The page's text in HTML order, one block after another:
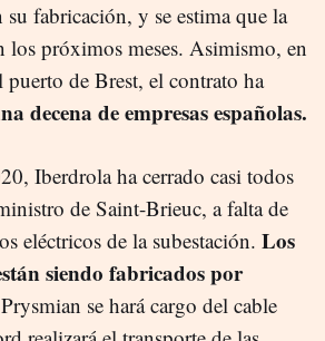
fabricación, y se estima que la
los próximos meses. Asimismo, en
puerto de Brest, el contrato ha
decena de empresas españolas.
Iberdrola ha cerrado casi todos
de Saint-Brieuc, a falta de
eléctricos de la subestación. Los
siendo fabricados por
Prysmian se hará cargo del cable